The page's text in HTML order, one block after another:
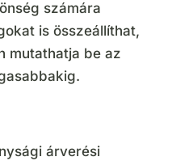
számára
is összeállíthat,
mutathatja be az
árverési